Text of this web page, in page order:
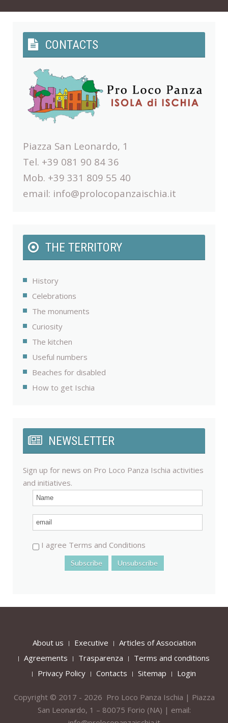
CONTACTS
Piazza San Leonardo, 1
Tel. +39 081 90 84 36
Mob. +39 331 809 55 40
email: info@prolocopanzaischia.it
THE TERRITORY
History
Celebrations
The monuments
Curiosity
The kitchen
Useful numbers
Beaches for disabled
How to get Ischia
NEWSLETTER
Sign up for news on Pro Loco Panza Ischia activities
and initiatives.
I agree Terms and Conditions
About us Executive
Articles of Association
Agreements
Trasparenza
Terms and conditions
Privacy Policy
Contacts Sitemap Login
Copyright © 2017 - 2026 Pro Loco Panza Ischia | Piazza
San Leonardo, 1 – 80075 Forio (NA) | email: